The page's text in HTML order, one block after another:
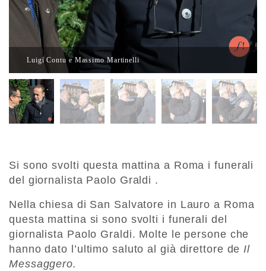
Luigi Contu e Massimo Martinelli
Si sono svolti questa mattina a Roma i funerali
del giornalista Paolo Graldi .
Nella chiesa di San Salvatore in Lauro a Roma
questa mattina si sono svolti i funerali del
giornalista Paolo Graldi. Molte le persone che
hanno dato l’ultimo saluto al già direttore deIl
Messaggero.